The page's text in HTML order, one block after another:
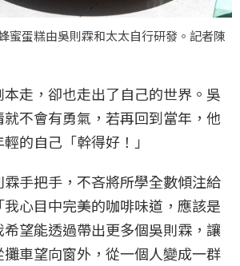
蜜蛋糕由吳則霖和太太自行研發。記者陳
走，卻也走出了自己的世界。吳
不會有勇氣，若再回到當年，他
的自己「幹得好！」
手把手，不吝將所學全數傾注給
心目中完美的咖啡味道，應該是
望能透過帶出更多個吳則霖，讓
車望向窗外，從一個人變成一群